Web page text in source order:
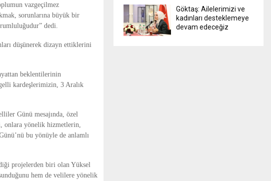
vazgeçilmez
sorunlarına büyük bir
dedi.
düşünerek dizayn ettiklerini
beklentilerinin
kardeşlerimizin, 3 Aralık
Günü mesajında, özel
onlara yönelik hizmetlerin,
bu yönüyle de anlamlı
projelerden biri olan Yüksel
hem de velilere yönelik
Göktaş: Ailelerimizi ve
kadınları desteklemeye
devam edeceğiz